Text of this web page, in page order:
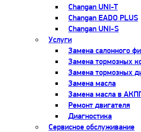
Changan UNI-T
Changan EADO PLUS
Changan UNI-S
Услуги
Замена салонного
Замена тормозных
Замена тормозных
Замена масла
Замена масла в
Ремонт двигателя
Диагностика
Сервисное обслуживание